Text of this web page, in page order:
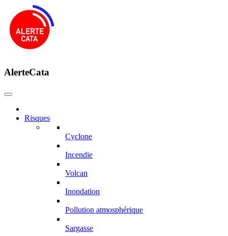
AlerteCata
Risques
Cyclone
Incendie
Volcan
Inondation
Pollution atmosphérique
Sargasse